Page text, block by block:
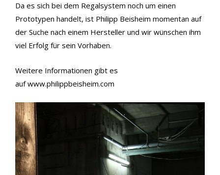
Da es sich bei dem Regalsystem noch um einen
Prototypen handelt, ist Philipp Beisheim momentan auf
der Suche nach einem Hersteller und wir wünschen ihm
viel Erfolg für sein Vorhaben.
Weitere Informationen gibt es
auf www.philippbeisheim.com